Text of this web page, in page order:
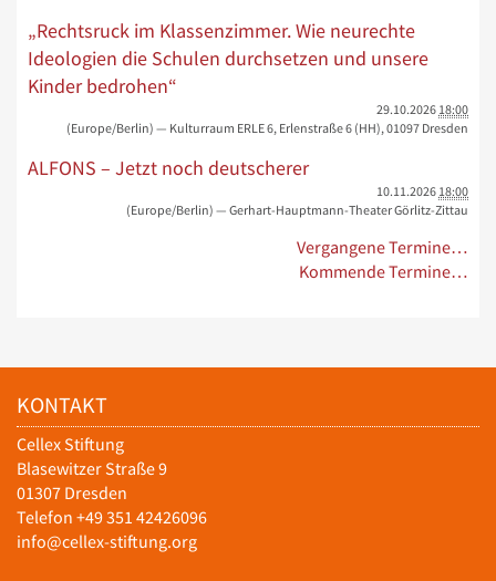
„Rechtsruck im Klassenzimmer. Wie neurechte
Ideologien die Schulen durchsetzen und unsere
Kinder bedrohen“
29.10.2026 18:00
(Europe/Berlin) — Kulturraum ERLE 6, Erlenstraße 6 (HH), 01097 Dresden
ALFONS – Jetzt noch deutscherer
10.11.2026 18:00
(Europe/Berlin) — Gerhart-Hauptmann-Theater Görlitz-Zittau
Vergangene Termine…
Kommende Termine…
KONTAKT
Cellex Stiftung
Blasewitzer Straße 9
01307 Dresden
Telefon +49 351 42426096
info@cellex-stiftung.org